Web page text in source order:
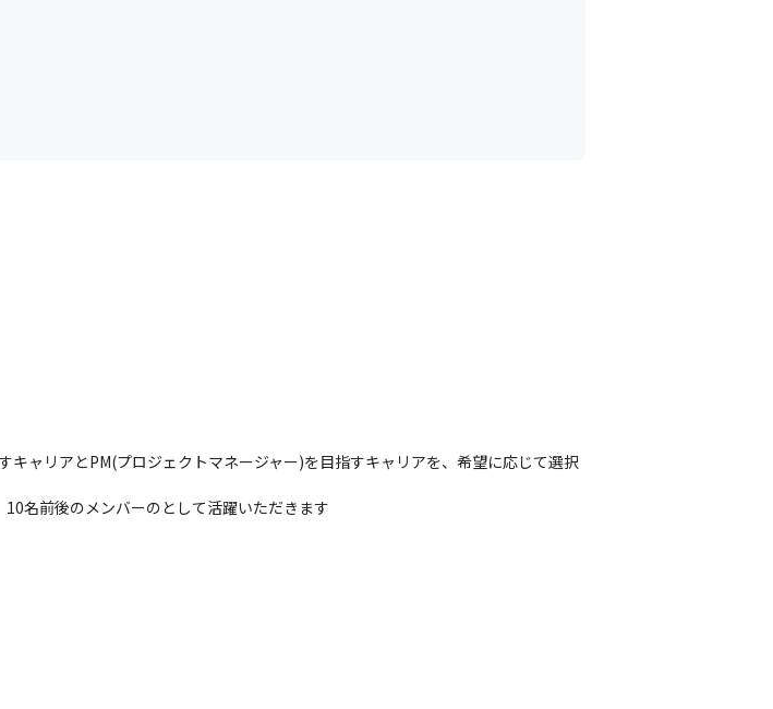
ャリアとPM(プロジェクトマネージャー)を目指すキャリアを、希望に応じて選択
名前後のメンバーのとして活躍いただきます